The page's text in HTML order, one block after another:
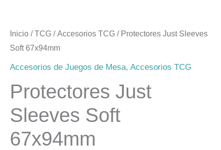
Inicio /TCG /Accesorios TCG / Protectores Just Sleeves
Soft 67x94mm
Accesorios de Juegos de Mesa, Accesorios TCG
Protectores Just
Sleeves Soft
67x94mm